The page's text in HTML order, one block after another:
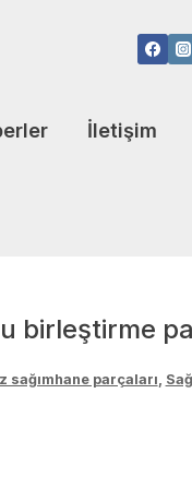
İletişim
birleştirme
sağımhane parçaları,